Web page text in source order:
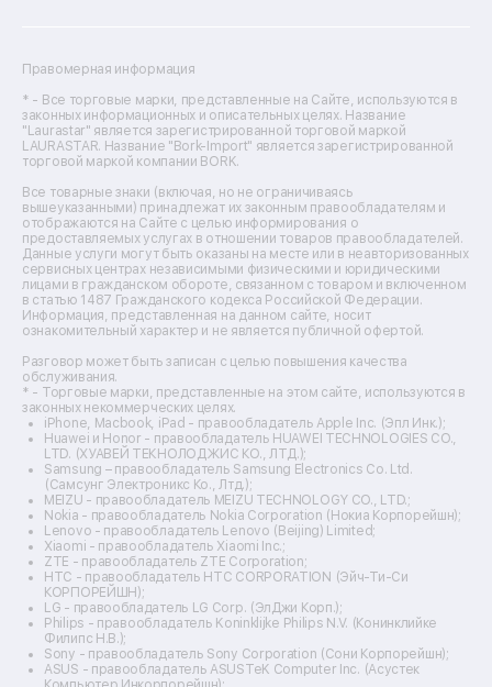
Ремонт фенов
Ремонт цифровых биноклей
Ремонт тепловизоров
Ремонт массажных кресел
Ремонт водонагревателей
Ремонт вытяжек
Ремонт источников бесперебойного питания
Ремонт пароварок
Ремонт микшерных пультов
Ремонт dj-пультов
Ремонт кухонных плит
Ремонт стедикамов
Ремонт оптических прицелов
Ремонт электровелосипедов
Ремонт видеокамер
Ремонт эхолотов
Ремонт 3d-принтеров
Ремонт прицелов ночного видения
Ремонт винных шкафов
Ремонт выпрямителей
Ремонт сушилок для рук
Ремонт дальномеров
Ремонт снегоуборщиков
Правомерная информация
* - Все торговые марки, представленные на Сайте, используются в
законных информационных и описательных целях. Название
"Laurastar" является зарегистрированной торговой маркой
LAURASTAR. Название "Bork-Import" является зарегистрированной
торговой маркой компании BORK.
Все товарные знаки (включая, но не ограничиваясь
вышеуказанными) принадлежат их законным правообладателям и
отображаются на Сайте с целью информирования о
предоставляемых услугах в отношении товаров правообладателей.
Данные услуги могут быть оказаны на месте или в неавторизованных
сервисных центрах независимыми физическими и юридическими
лицами в гражданском обороте, связанном с товаром и включенном
в статью 1487 Гражданского кодекса Российской Федерации.
Информация, представленная на данном сайте, носит
ознакомительный характер и не является публичной офертой.
Разговор может быть записан с целью повышения качества
обслуживания.
* - Торговые марки, представленные на этом сайте, используются в
законных некоммерческих целях.
iPhone, Macbook, iPad - правообладатель Apple Inc. (Эпл Инк.);
Huawei и Honor - правообладатель HUAWEI TECHNOLOGIES CO.,
LTD. (ХУАВЕЙ ТЕКНОЛОДЖИС КО., ЛТД.);
Samsung – правообладатель Samsung Electronics Co. Ltd.
(Самсунг Электроникс Ко., Лтд.);
MEIZU - правообладатель MEIZU TECHNOLOGY CO., LTD.;
Nokia - правообладатель Nokia Corporation (Нокиа Корпорейшн);
Lenovo - правообладатель Lenovo (Beijing) Limited;
Xiaomi - правообладатель Xiaomi Inc.;
ZTE - правообладатель ZTE Corporation;
HTC - правообладатель HTC CORPORATION (Эйч-Ти-Си
КОРПОРЕЙШН);
LG - правообладатель LG Corp. (ЭлДжи Корп.);
Philips - правообладатель Koninklijke Philips N.V. (Конинклийке
Филипс Н.В.);
Sony - правообладатель Sony Corporation (Сони Корпорейшн);
ASUS - правообладатель ASUSTeK Computer Inc. (Асустек